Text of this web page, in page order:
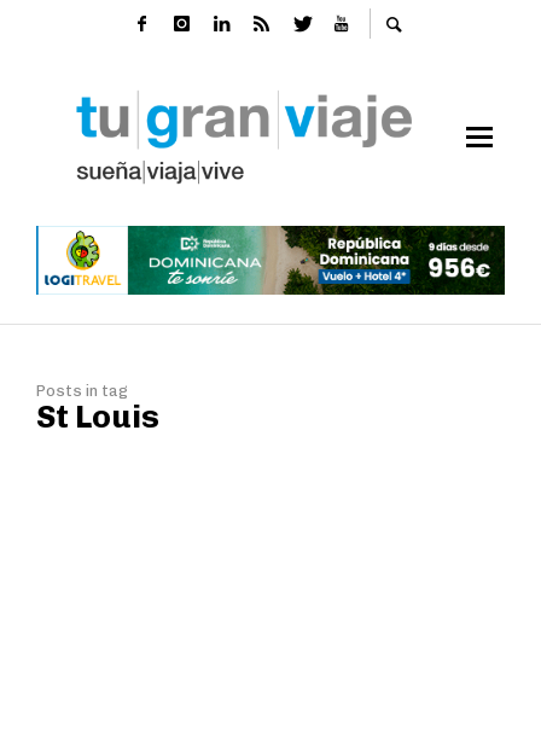
Posts in tag
St Louis